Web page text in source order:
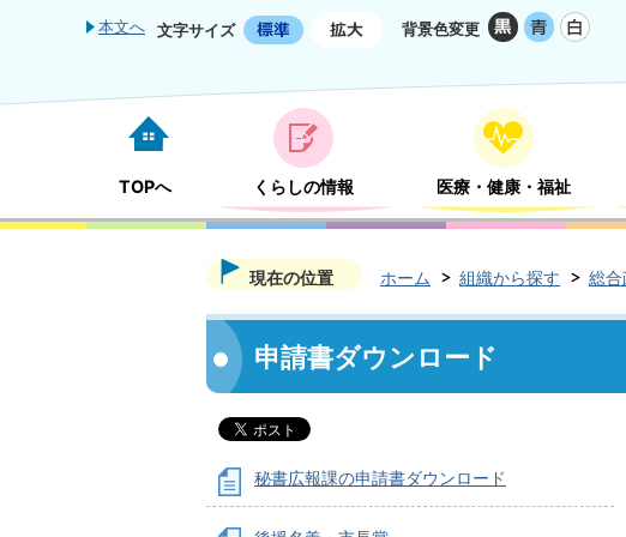
本文へ 文字サイズ 背景色変更
TOPへ くらしの情報 医療・健康・福祉
現在の位置 ホーム 組織から探す 総合
申請書ダウンロード
秘書広報課の申請書ダウンロード